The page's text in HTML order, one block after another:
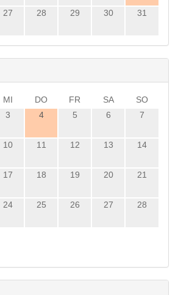
27 28 29 30 31
MI DO FR SA
SO
3 4 5 6 7
10 11 12 13 14
17 18 19 20 21
24 25 26 27 28